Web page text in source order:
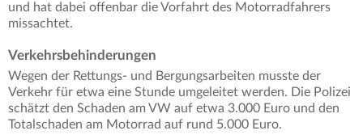
und hat dabei offenbar die Vorfahrt des Motorradfahrers
missachtet.
Verkehrsbehinderungen
Wegen der Rettungs- und Bergungsarbeiten musste der
Verkehr für etwa eine Stunde umgeleitet werden. Die Polizei
schätzt den Schaden am VW auf etwa 3.000 Euro und den
Totalschaden am Motorrad auf rund 5.000 Euro.